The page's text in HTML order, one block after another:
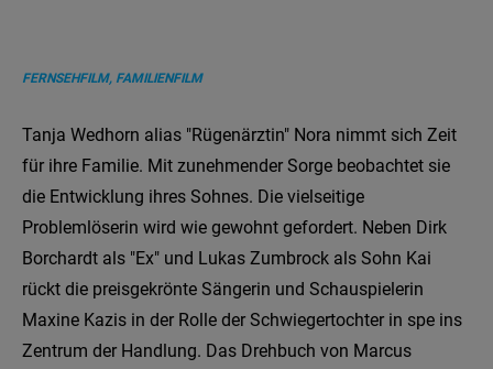
FERNSEHFILM, FAMILIENFILM
Tanja Wedhorn alias "Rügenärztin" Nora nimmt sich Zeit
für ihre Familie. Mit zunehmender Sorge beobachtet sie
die Entwicklung ihres Sohnes. Die vielseitige
Problemlöserin wird wie gewohnt gefordert. Neben Dirk
Borchardt als "Ex" und Lukas Zumbrock als Sohn Kai
rückt die preisgekrönte Sängerin und Schauspielerin
Maxine Kazis in der Rolle der Schwiegertochter in spe ins
Zentrum der Handlung. Das Drehbuch von Marcus